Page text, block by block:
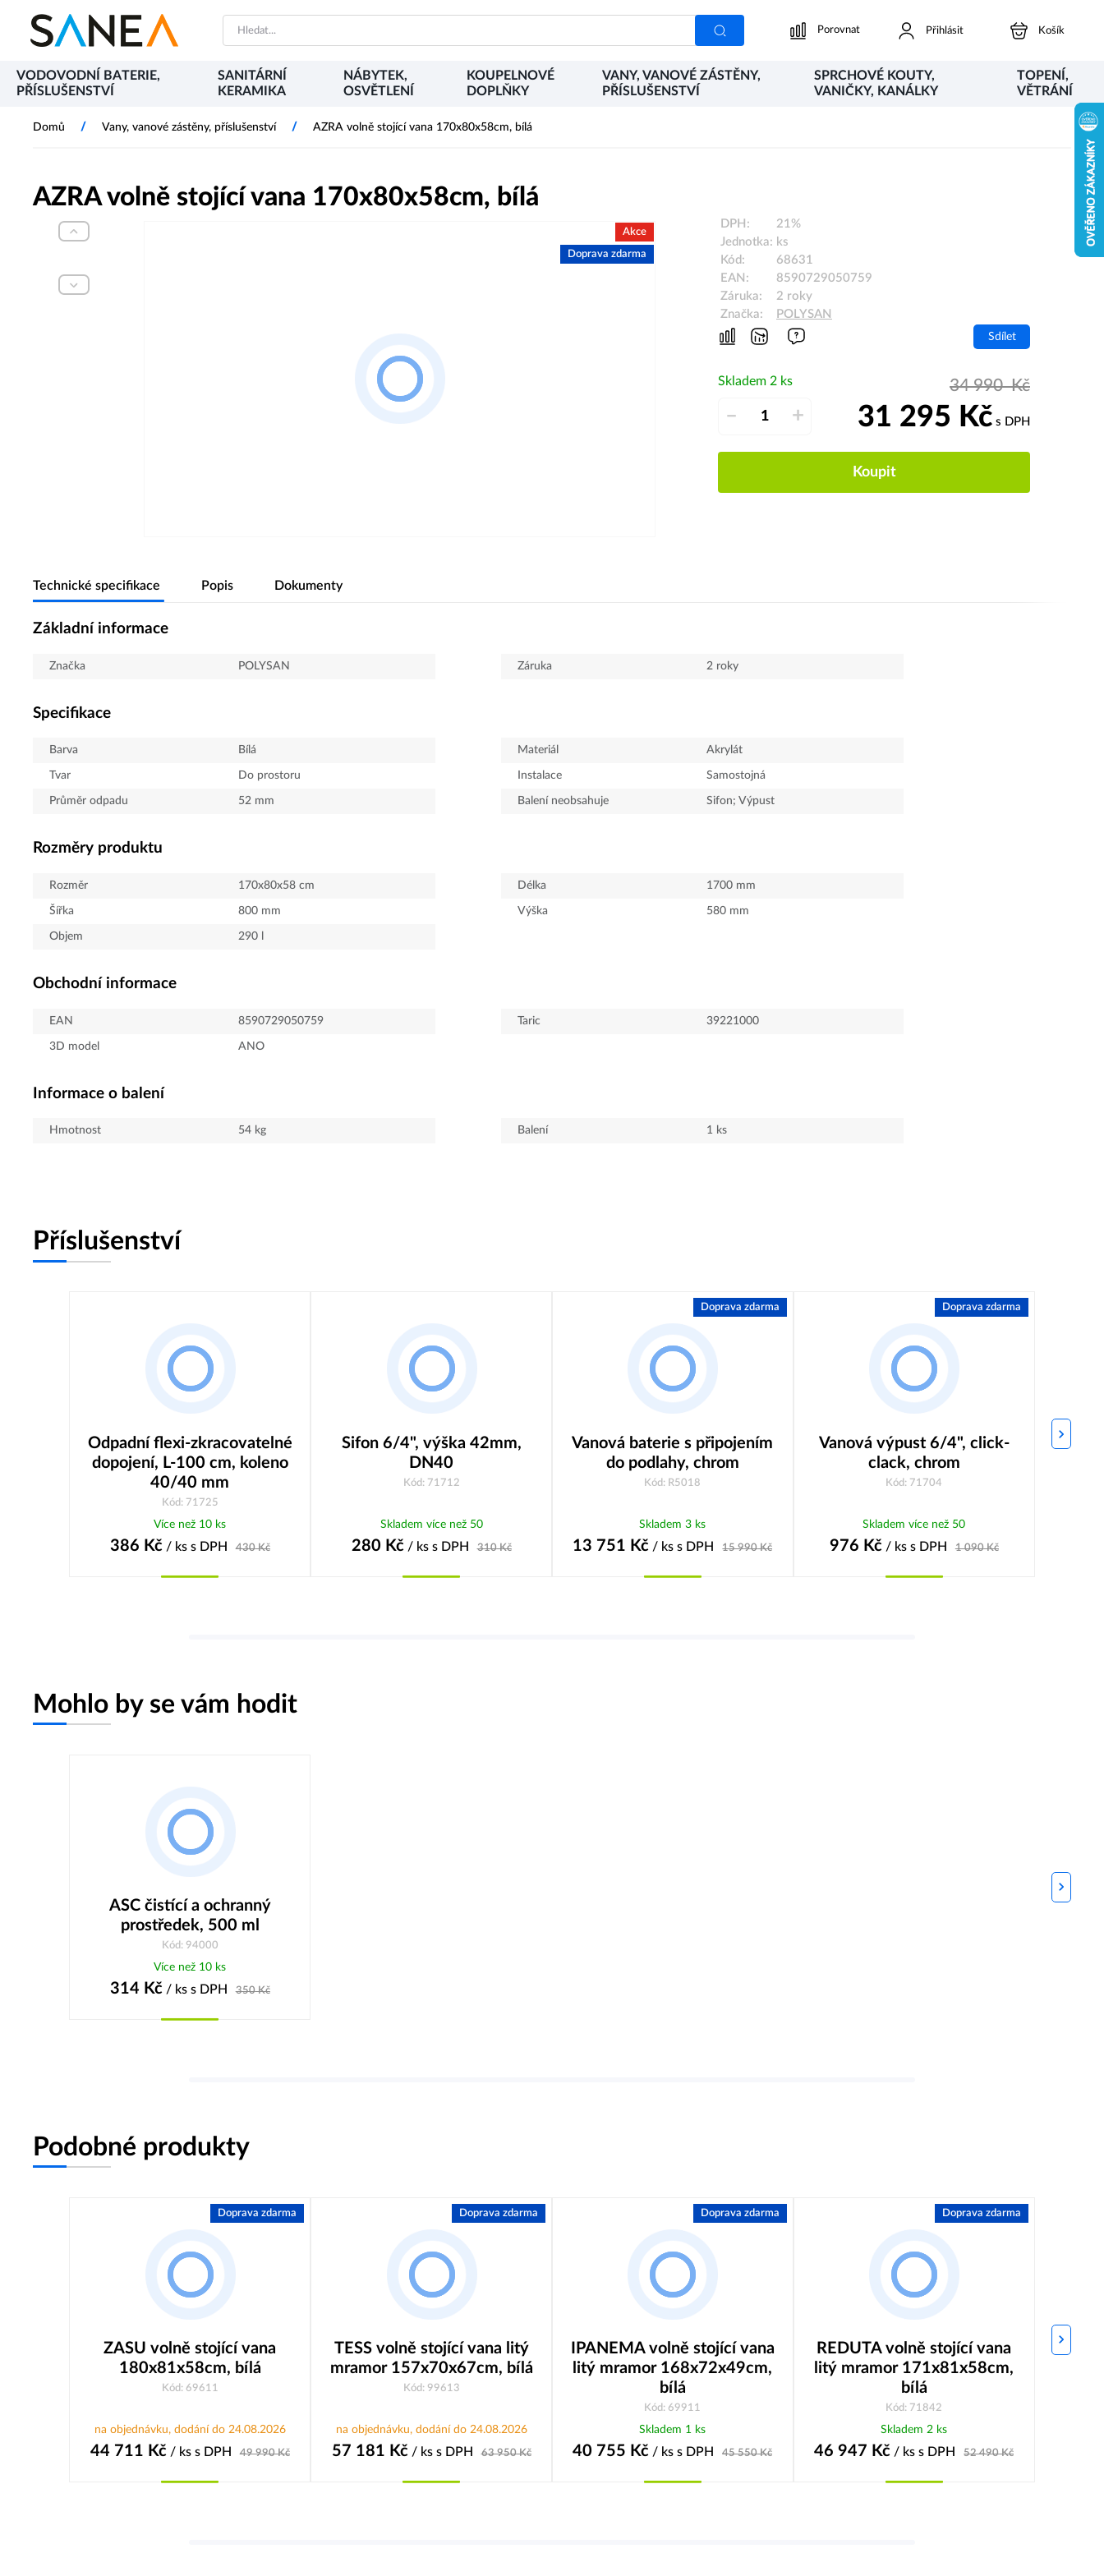
Porovnat Přihlásit Košík
VODOVODNÍ BATERIE,
PŘÍSLUŠENSTVÍ
SANITÁRNÍ
KERAMIKA
NÁBYTEK,
OSVĚTLENÍ
KOUPELNOVÉ
DOPLŇKY
VANY, VANOVÉ ZÁSTĚNY,
PŘÍSLUŠENSTVÍ
SPRCHOVÉ KOUTY,
VANIČKY, KANÁLKY
TOPENÍ,
VĚTRÁNÍ
Domů / Vany, vanové zástěny, příslušenství / AZRA volně stojící vana 170x80x58cm, bílá
AZRA volně stojící vana 170x80x58cm, bílá
Akce
Doprava zdarma
DPH:
21%
Jednotka: ks
Kód:
68631
EAN:
8590729050759
Záruka:
2 roky
Značka:
POLYSAN
Sdílet
Skladem 2 ks
– +
34 990Kč
31 295 Kč s DPH
Koupit
Technické specifikace Popis Dokumenty
Základní informace
Značka POLYSAN Záruka 2 roky
Specifikace
Barva Bílá Materiál Akrylát
Tvar Do prostoru Instalace Samostojná
Průměr odpadu 52 mm Balení neobsahuje Sifon; Výpust
Rozměry produktu
Rozměr 170x80x58 cm Délka 1700 mm
Šířka 800 mm Výška 580 mm
Objem 290
Obchodní informace
EAN 8590729050759 Taric 39221000
3D model ANO
Informace o balení
Hmotnost 54 kg Balení 1 ks
Příslušenství
Odpadní flexi-zkracovatelné
dopojení, L-100 cm, koleno
40/40 mm
Kód: 71725
Více než 10 ks
386 Kč/ ks s DPH 430Kč
Sifon 6/4", výška 42mm,
DN40
Kód: 71712
Skladem více než 50
280 Kč/ ks s DPH 310Kč
Doprava zdarma
Vanová baterie s připojením
do podlahy, chrom
Kód: R5018
Skladem 3 ks
13 751 Kč / kss DPH 15 990Kč
Doprava zdarma
Vanová výpust 6/4", click-
clack, chrom
Kód: 71704
Skladem více než 50
976 Kč/ ks s DPH 1 090Kč
Mohlo by se vám hodit
ASC čistící a ochranný
prostředek, 500 ml
Kód: 94000
Více než 10 ks
314 Kč/ ks s DPH 350Kč
Podobné produkty
Doprava zdarma
ZASU volně stojící vana
180x81x58cm, bílá
Kód: 69611
na objednávku, dodání do 24.08.2026
44 711 Kč/ ks s DPH 49 990Kč
Doprava zdarma
TESS volně stojící vana litý
mramor 157x70x67cm, bílá
Kód: 99613
na objednávku, dodání do 24.08.2026
57 181 Kč/ ks s DPH 63 950Kč
Doprava zdarma
IPANEMA volně stojící vana
litý mramor 168x72x49cm,
bílá
Kód: 69911
Skladem 1 ks
40 755 Kč / kss DPH 45 550Kč
Doprava zdarma
REDUTA volně stojící vana
litý mramor 171x81x58cm,
bílá
Kód: 71842
Skladem 2 ks
46 947 Kč / kss DPH 52 490Kč